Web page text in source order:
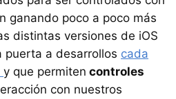
ganando poco a poco más
distintas versiones de iOS
puerta a desarrollos cada
y que permiten controles
con nuestros